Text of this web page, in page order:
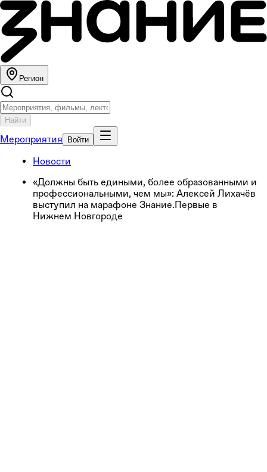
Регион
Найти
Мероприятия Войти
Новости
«Должны быть едиными, более образованными и
профессиональными, чем мы»: Алексей Лихачёв
выступил на марафоне Знание.Первые в
Нижнем Новгороде